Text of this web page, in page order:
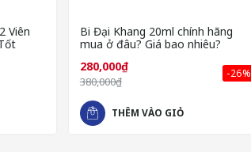
Viên
Bi Đại Khang 20ml chính hãng
mua ở đâu? Giá bao nhiêu?
280,000₫
380,000₫
-26%
THÊM VÀO GIỎ